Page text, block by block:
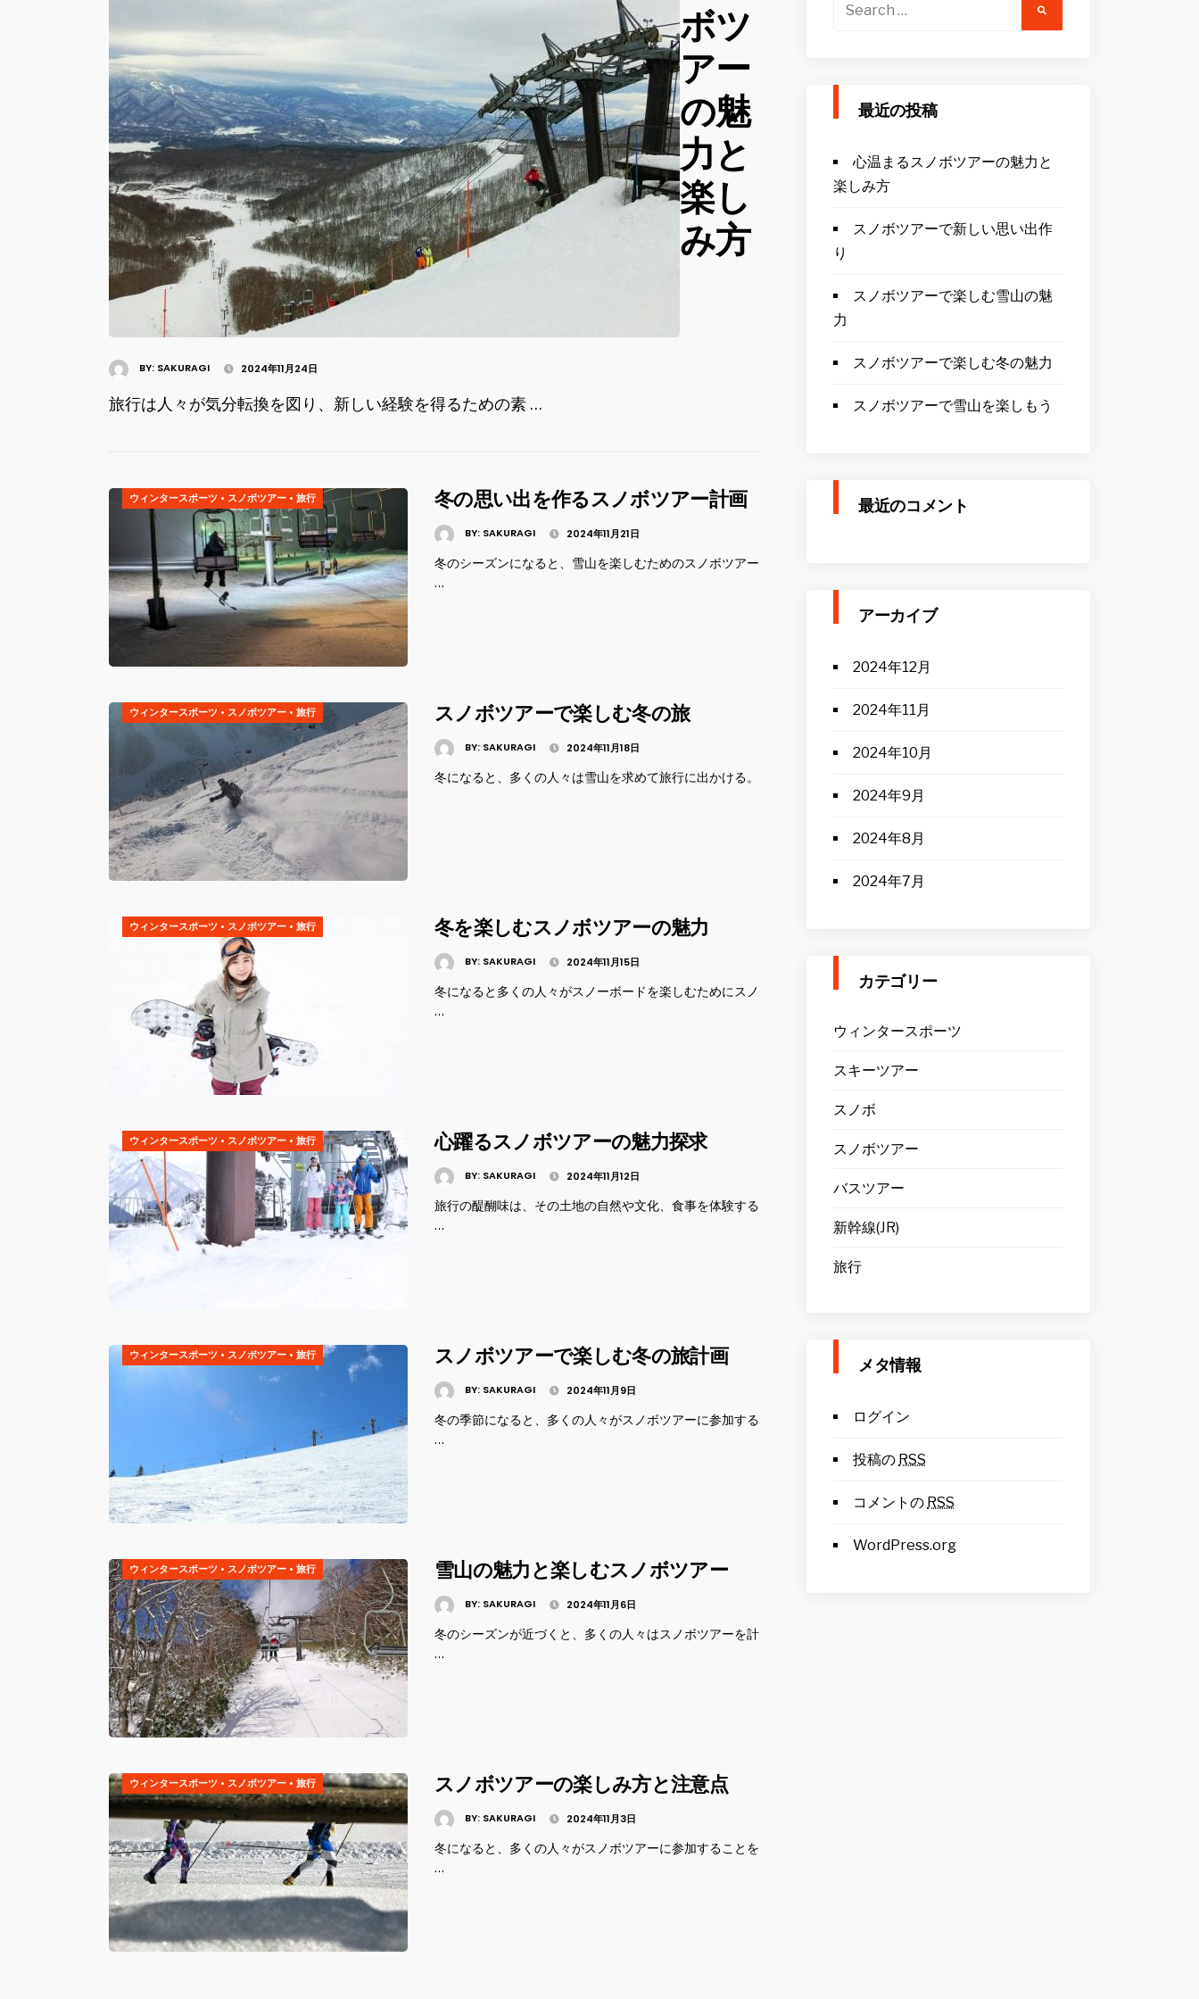
ボツ
アー
の魅
力と
楽し
み方
BY: SAKURAGI 2024年11月24日
旅行は人々が気分転換を図り、新しい経験を得るための素 …
ウィンタースポーツ • スノボツアー • 旅行 冬の思い出を作るスノボツアー計画
BY: SAKURAGI 2024年11月21日
冬のシーズンになると、雪山を楽しむためのスノボツアー
…
ウィンタースポーツ • スノボツアー • 旅行 スノボツアーで楽しむ冬の旅
BY: SAKURAGI 2024年11月18日
冬になると、多くの人々は雪山を求めて旅行に出かける。
ウィンタースポーツ • スノボツアー • 旅行 冬を楽しむスノボツアーの魅力
BY: SAKURAGI 2024年11月15日
冬になると多くの人々がスノーボードを楽しむためにスノ
…
ウィンタースポーツ • スノボツアー • 旅行 心躍るスノボツアーの魅力探求
BY: SAKURAGI 2024年11月12日
旅行の醍醐味は、その土地の自然や文化、食事を体験する
…
ウィンタースポーツ • スノボツアー • 旅行 スノボツアーで楽しむ冬の旅計画
BY: SAKURAGI 2024年11月9日
冬の季節になると、多くの人々がスノボツアーに参加する
…
ウィンタースポーツ • スノボツアー • 旅行 雪山の魅力と楽しむスノボツアー
BY: SAKURAGI 2024年11月6日
冬のシーズンが近づくと、多くの人々はスノボツアーを計
…
ウィンタースポーツ • スノボツアー • 旅行 スノボツアーの楽しみ方と注意点
BY: SAKURAGI 2024年11月3日
冬になると、多くの人々がスノボツアーに参加することを
…
最近の投稿
心温まるスノボツアーの魅力と
楽しみ方
スノボツアーで新しい思い出作
り
スノボツアーで楽しむ雪山の魅
力
スノボツアーで楽しむ冬の魅力
スノボツアーで雪山を楽しもう
最近のコメント
アーカイブ
2024年12月
2024年11月
2024年10月
2024年9月
2024年8月
2024年7月
カテゴリー
ウィンタースポーツ
スキーツアー
スノボ
スノボツアー
バスツアー
新幹線(JR)
旅行
メタ情報
ログイン
投稿の RSS
コメントの RSS
WordPress.org